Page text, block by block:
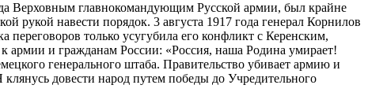
Верховным главнокомандующим Русской армии, был крайне
рукой навести порядок. 3 августа 1917 года генерал Корнилов
переговоров только усугубила его конфликт с Керенским,
армии и гражданам России: «Россия, наша Родина умирает!
генерального штаба. Правительство убивает армию и
довести народ путем победы до Учредительного